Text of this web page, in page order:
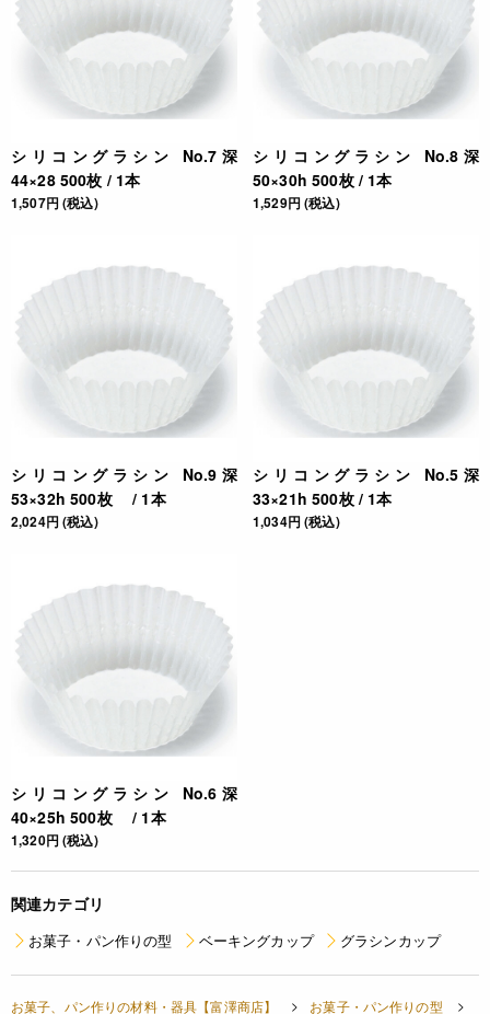
シリコングラシン No.7深
44×28 500枚 / 1本
1,507円 (税込)
シリコングラシン No.8深
50×30h 500枚 / 1本
1,529円 (税込)
シリコングラシン No.9深
53×32h 500枚 / 1本
2,024円 (税込)
シリコングラシン No.5深
33×21h 500枚 / 1本
1,034円 (税込)
シリコングラシン No.6深
40×25h 500枚 / 1本
1,320円 (税込)
関連カテゴリ
お菓子・パン作りの型 ベーキングカップ グラシンカップ
お菓子、パン作りの材料・器具【富澤商店】 お菓子・パン作りの型